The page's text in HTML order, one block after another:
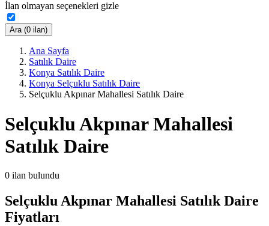
İlan olmayan seçenekleri gizle
Ara (0 ilan)
Ana Sayfa
Satılık Daire
Konya Satılık Daire
Konya Selçuklu Satılık Daire
Selçuklu Akpınar Mahallesi Satılık Daire
Selçuklu Akpınar Mahallesi
Satılık Daire
0 ilan bulundu
Selçuklu Akpınar Mahallesi Satılık Daire
Fiyatları